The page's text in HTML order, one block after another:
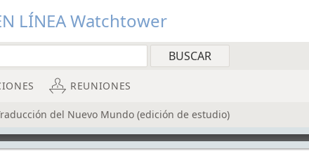
LÍNEA Watchtower
REUNIONES
del Nuevo Mundo (edición de estudio)